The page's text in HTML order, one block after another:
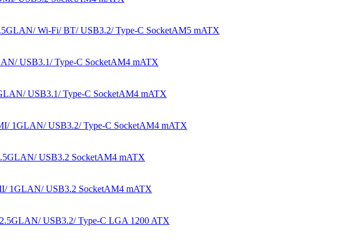
Wi-Fi/ BT/ USB3.2/ Type-C SocketAM5 mATX
USB3.1/ Type-C SocketAM4 mATX
USB3.1/ Type-C SocketAM4 mATX
1GLAN/ USB3.2/ Type-C SocketAM4 mATX
USB3.2 SocketAM4 mATX
1GLAN/ USB3.2 SocketAM4 mATX
USB3.2/ Type-C LGA 1200 ATX